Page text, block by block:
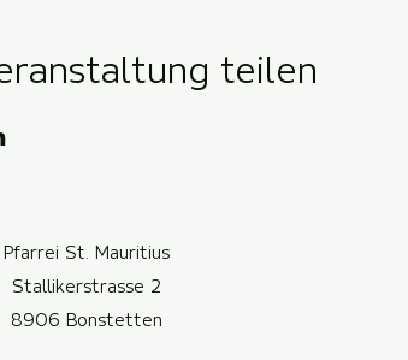
teilen
Pfarrei St. Mauritius
Stallikerstrasse 2
8906 Bonstetten